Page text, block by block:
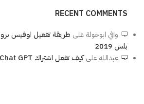
RECENT COMMENTS
وافي ابوجولة على طريقة تفعيل اوفيس برو
بلس 2019
عبدالله علىكيف تفعل اشتراك Chat GPT